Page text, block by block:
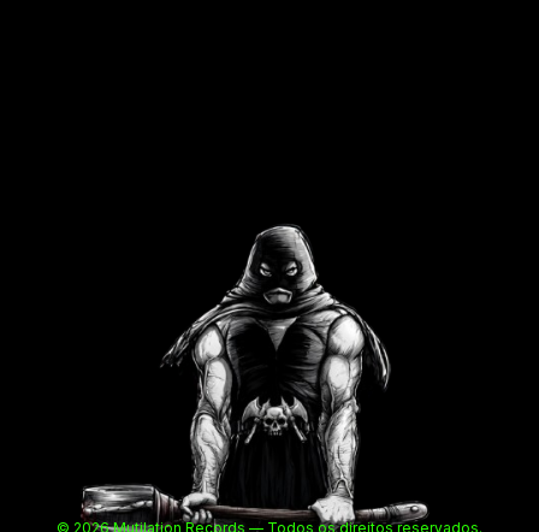
© 2026 Mutilation Records — Todos os direitos reservados.